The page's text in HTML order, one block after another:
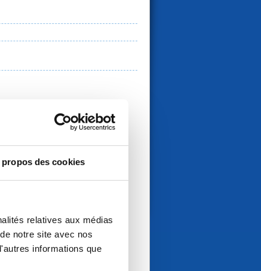
propos des cookies
relatives aux médias
notre site avec nos
informations que